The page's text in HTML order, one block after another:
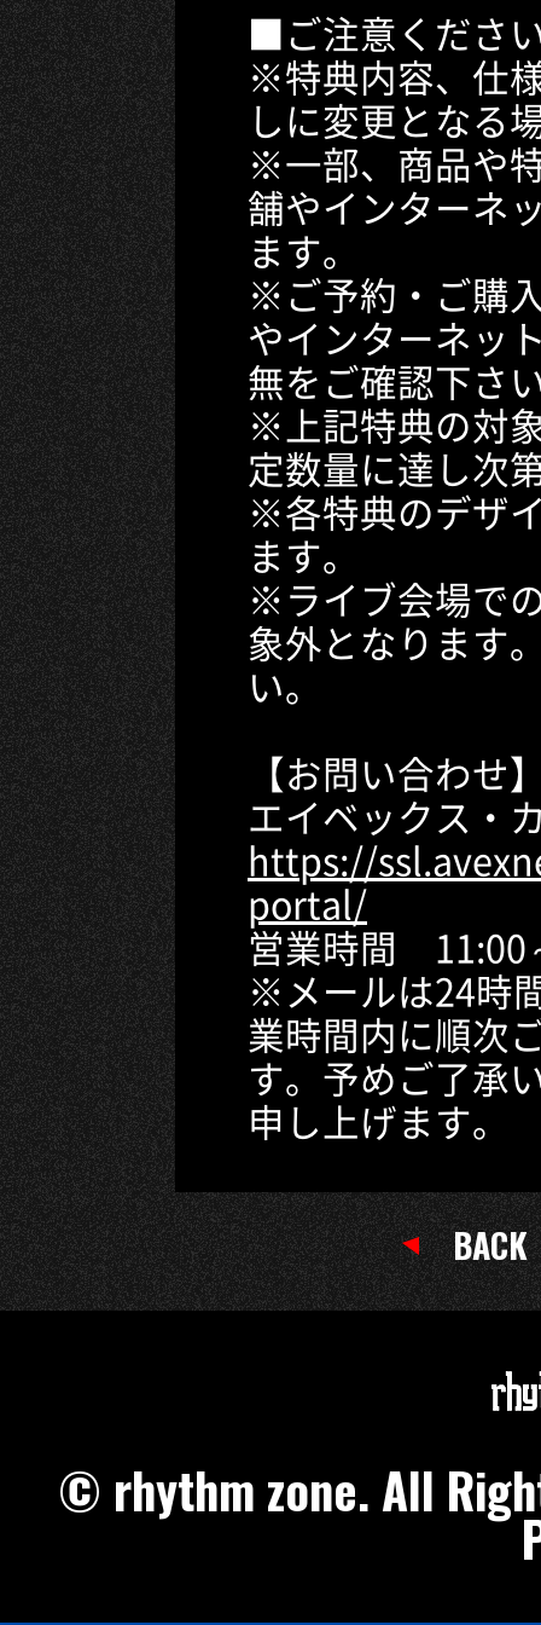
■ご注意くださ
※特典内容、仕
しに変更となる
※一部、商品や
舗やインターネ
ます。
※ご予約・ご購
やインターネッ
無をご確認下さ
※上記特典の対
定数量に達し次
※各特典のデザ
ます。
※ライブ会場で
象外となります
い。
【お問い合わせ
エイベックス・
https://
portal/
営業時間 11:00
※メールは24時
業時間内に順次
す。予めご了承
申し上げます。
BACK
© rhythm zone. All